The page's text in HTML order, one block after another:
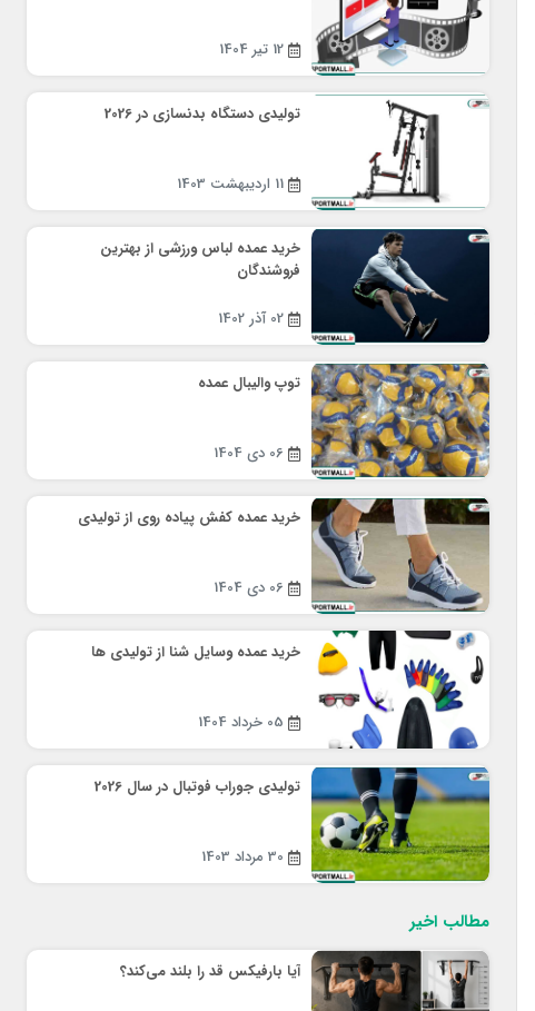
12 تیر 1404
تولیدی دستگاه بدنسازی در 2026
11 اردیبهشت 1403
خرید عمده لباس ورزشی از بهترین
فروشندگان
02 آذر 1402
توپ والیبال عمده
06 دی 1404
خرید عمده کفش پیاده روی از تولیدی
06 دی 1404
خرید عمده وسایل شنا از تولیدی ها
05 خرداد 1404
تولیدی جوراب فوتبال در سال 2026
30 مرداد 1403
مطالب اخیر
آیا بارفیکس قد را بلند می‌کند؟